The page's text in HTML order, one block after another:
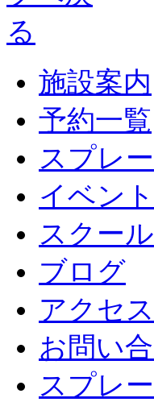
施設案内
予約一覧
スプレ
イベント
スクール
ブログ
アクセス
お問い
スプレ